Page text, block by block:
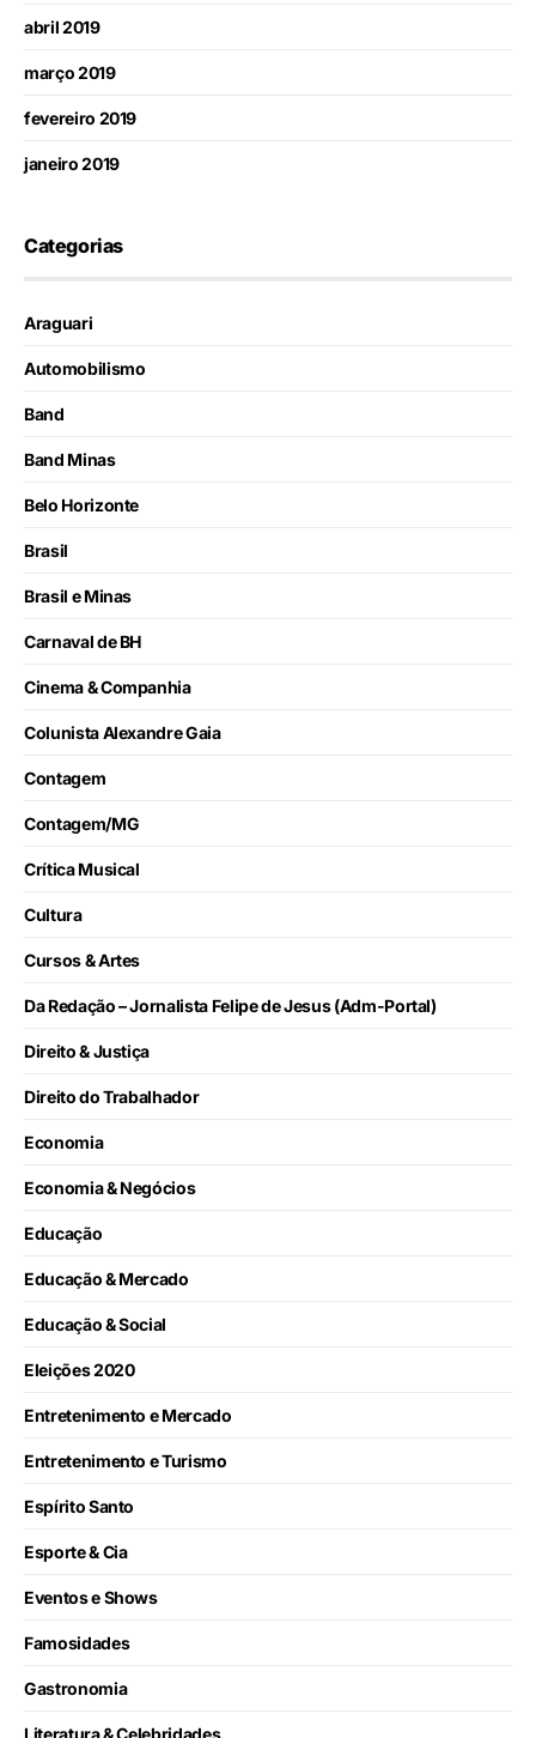
abril 2019
março 2019
fevereiro 2019
janeiro 2019
Categorias
Araguari
Automobilismo
Band
Band Minas
Belo Horizonte
Brasil
Brasil e Minas
Carnaval de BH
Cinema & Companhia
Colunista Alexandre Gaia
Contagem
Contagem/MG
Crítica Musical
Cultura
Cursos & Artes
Da Redação – Jornalista Felipe de Jesus (Adm-Portal)
Direito & Justiça
Direito do Trabalhador
Economia
Economia & Negócios
Educação
Educação & Mercado
Educação & Social
Eleições 2020
Entretenimento e Mercado
Entretenimento e Turismo
Espírito Santo
Esporte & Cia
Eventos e Shows
Famosidades
Gastronomia
Literatura & Celebridades